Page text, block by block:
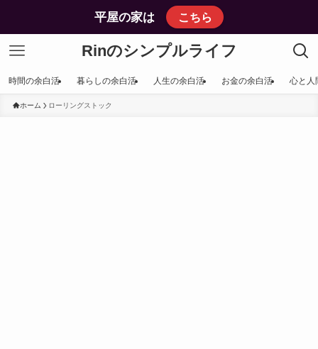
平屋の家は こちら
Rinのシンプルライフ
時間の余白活 暮らしの余白活 人生の余白活 お金の余白活 心と人
ホーム ローリングストック